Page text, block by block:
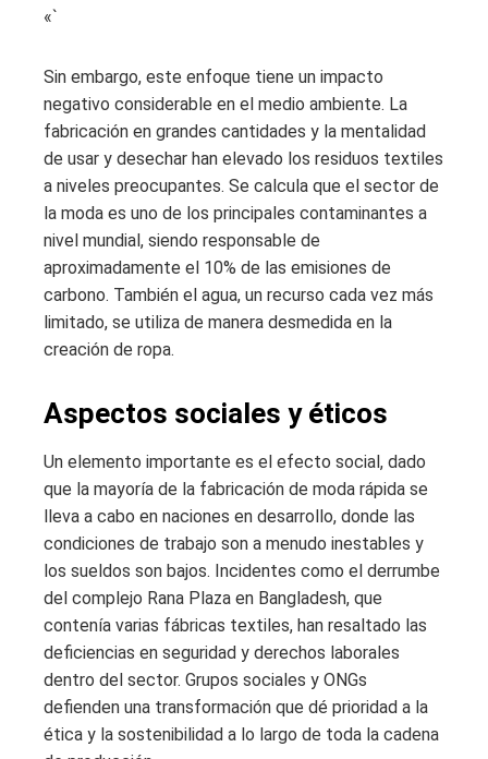
«`
Sin embargo, este enfoque tiene un impacto
negativo considerable en el medio ambiente. La
fabricación en grandes cantidades y la mentalidad
de usar y desechar han elevado los residuos textiles
a niveles preocupantes. Se calcula que el sector de
la moda es uno de los principales contaminantes a
nivel mundial, siendo responsable de
aproximadamente el 10% de las emisiones de
carbono. También el agua, un recurso cada vez más
limitado, se utiliza de manera desmedida en la
creación de ropa.
Aspectos sociales y éticos
Un elemento importante es el efecto social, dado
que la mayoría de la fabricación de moda rápida se
lleva a cabo en naciones en desarrollo, donde las
condiciones de trabajo son a menudo inestables y
los sueldos son bajos. Incidentes como el derrumbe
del complejo Rana Plaza en Bangladesh, que
contenía varias fábricas textiles, han resaltado las
deficiencias en seguridad y derechos laborales
dentro del sector. Grupos sociales y ONGs
defienden una transformación que dé prioridad a la
ética y la sostenibilidad a lo largo de toda la cadena